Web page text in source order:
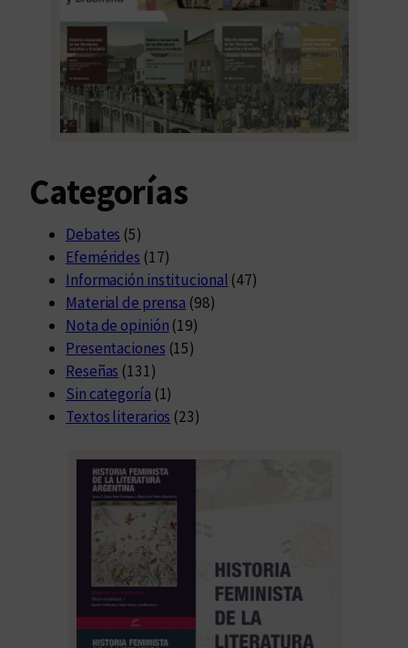
Categorías
Debates (5)
Efemérides (17)
Información institucional (47)
Material de prensa (98)
Nota de opinión (19)
Presentaciones (15)
Reseñas (131)
Sin categoría (1)
Textos literarios (23)